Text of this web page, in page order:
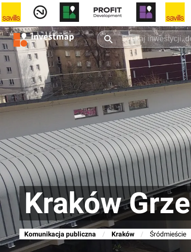
Kraków
Komunikacja publiczna / Kraków / Śródmieście